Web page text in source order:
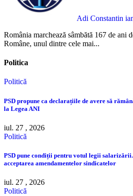
Adi Constantin
România marchează sâmbătă 167 de ani de la Unirea Principatelor
Române, unul dintre cele mai...
Politica
Politică
PSD propune ca declarațiile de avere să
la Legea ANI
iul. 27 , 2026
Politică
PSD pune condiții pentru votul legii
acceptarea amendamentelor sindicatelor
iul. 27 , 2026
Politică